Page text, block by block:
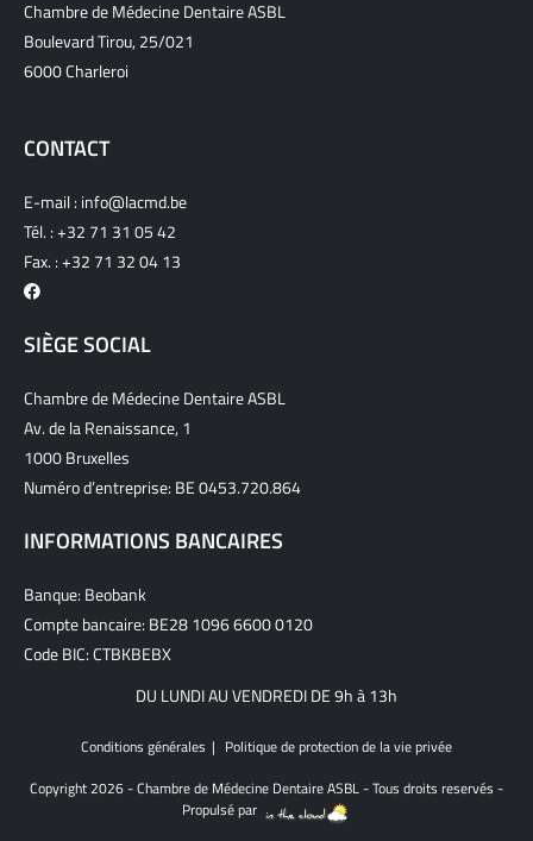
Chambre de Médecine Dentaire ASBL
Boulevard Tirou, 25/021
6000 Charleroi
CONTACT
E-mail : info@lacmd.be
Tél. :+32 71 31 05 42
Fax. : +32 71 32 04 13
SIÈGE SOCIAL
Chambre de Médecine Dentaire ASBL
Av. de la Renaissance, 1
1000 Bruxelles
Numéro d’entreprise: BE 0453.720.864
INFORMATIONS BANCAIRES
Banque: Beobank
Compte bancaire: BE28 1096 6600 0120
Code BIC: CTBKBEBX
DU LUNDI AU VENDREDI DE 9h à 13h
Conditions générales
Politique de protection de la vie privée
Copyright 2026 - Chambre de Médecine Dentaire ASBL - Tous droits reservés -
Propulsé par